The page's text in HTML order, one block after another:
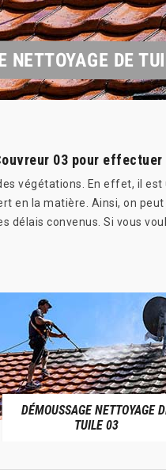
NETTOYAGE DE
03 pour
végétations. En effet, il
en la matière. Ainsi, on
délais convenus. Si vous
DÉMOUSSAGE NETTOYAGE
TUILE 03